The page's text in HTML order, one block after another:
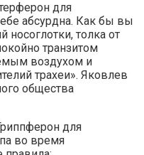
для
абсурдна. Как бы вы
носоглотки, толка от
транзитом
воздухом и
трахеи». Яковлев
общества
для
во время